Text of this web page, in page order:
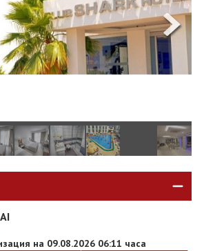
Запитване
на 09.08.2026 06:11 часа